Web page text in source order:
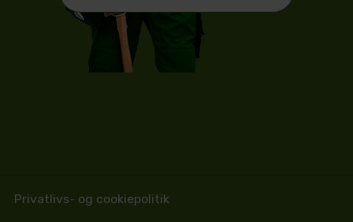
Privatlivs- og cookiepolitik